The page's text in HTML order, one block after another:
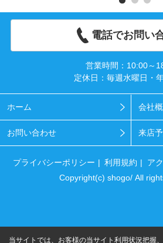
電話でお問い
営業時間：10:00～
定休日：毎週水曜日・
ホーム 会社
お問い合わせ 来店
プライバシーポリシー 利用規約 ア
Copyright(c) shogo/ All
当サイトでは、お客様の当サイト利用状況把握